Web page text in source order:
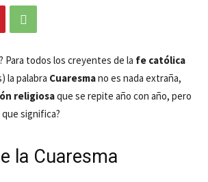
Para todos los creyentes de la fe católica
la palabra Cuaresmano es nada extraña,
religiosaque se repite año con año, pero
significa?
la Cuaresma